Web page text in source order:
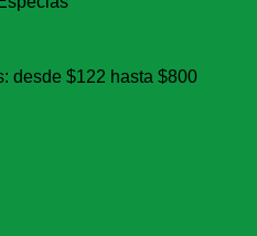
desde $122 hasta $800